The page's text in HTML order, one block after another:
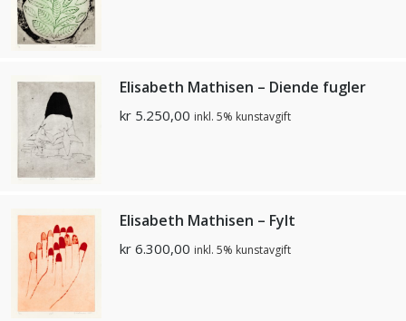
Elisabeth Mathisen – Diende fugler
kr 5.250,00 inkl. 5% kunstavgift
Elisabeth Mathisen – Fylt
kr 6.300,00 inkl. 5% kunstavgift